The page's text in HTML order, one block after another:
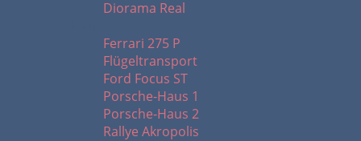
Diorama Real
Ferrari 275 P
Flügeltransport
Ford Focus ST
Porsche-Haus 1
Porsche-Haus 2
Rallye Akropolis